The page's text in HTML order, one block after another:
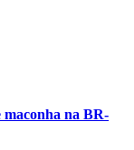
maconha na BR-